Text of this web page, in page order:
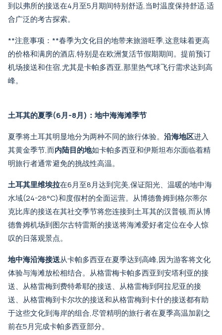
到以弗所的接送在4月至5月期间特别舒适,当时温度保持舒适,适
合广泛的考古探索。
**注意事项：**春季为文化目的地带来旅游旺季,这意味着更高
的价格和满房的酒店,特别是在欧洲复活节假期期间。提前预订
机场接送和住宿,尤其是卡帕多西亚,那里热气球飞行需求达到高
峰。
土耳其的夏季(6月-8月)：地中海海滩季节
夏季将土耳其明显地分为两种不同的旅行体验。 沿海地区进入
其黄金季节,而内陆目的地如卡帕多西亚和伊斯坦布尔面临着精
明旅行者通常避免的挑战性高温。
土耳其里维埃拉在6月至8月达到完美,保证阳光、温暖的地中海
水域(24-28°C)和度假村的全面运营。 从博德鲁姆到格尔蒂尔
克比库的接送在其社交季节将您连接到土耳其的汉普顿,而从博
德鲁姆机场到图尔古特雷斯的接送将海滩爱好者定位在令人惊
叹的日落观景点。
地中海沿海接送从卡帕多西亚在夏季达到高峰,因为游客将文化
体验与海滩放松相结合。 从格雷梅卡帕多西亚到安塔利亚的接
送、 从格雷梅到费特希耶的接送、 从格雷梅到阿拉尼亚的接
送、 从格雷梅到卡尔坎的接送和从格雷梅到卡什的接送都有助
于这些文化到海岸的组合,尽管精明的旅行者在夏季高温加剧之
前在5月完成卡帕多西亚部分。